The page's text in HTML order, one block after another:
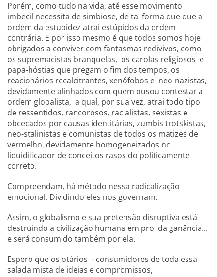
Porém, como tudo na vida, até esse movimento
imbecil necessita de simbiose, de tal forma que que a
ordem da estupidez atrai estúpidos da ordem
contrária. E por isso mesmo é que todos somos hoje
obrigados a conviver com fantasmas redivivos, como
os supremacistas branquelas, os carolas religiosos e
papa-hóstias que pregam o fim dos tempos, os
reacionários recalcitrantes, xenófobos e neo-nazistas,
devidamente alinhados com quem ousou contestar a
ordem globalista, a qual, por sua vez, atrai todo tipo
de ressentidos, rancorosos, racialistas, sexistas e
obcecados por causas identitárias, zumbis trotskistas,
neo-stalinistas e comunistas de todos os matizes de
vermelho, devidamente homogeneizados no
liquidificador de conceitos rasos do politicamente
correto.
Compreendam, há método nessa radicalização
emocional. Dividindo eles nos governam.
Assim, o globalismo e sua pretensão disruptiva está
destruindo a civilização humana em prol da ganância...
e será consumido também por ela.
Espero que os otários - consumidores de toda essa
salada mista de ideias e compromissos,